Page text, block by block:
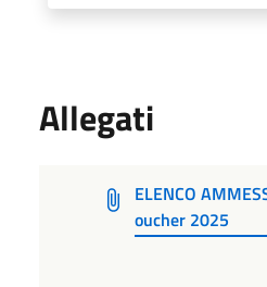
Allegati
ELENCO
oucher 2025